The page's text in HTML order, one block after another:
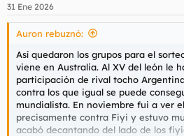
e
s
31 Ene 2026
Auron rebuznó:
Así quedaron los grupos para el
viene en Australia. Al XV del león le
participación de rival tocho
contra los que igual se puede
mundialista. En noviembre fui a ver
precisamente contra Fiyi y estuvo
acabó decantando del lado de los